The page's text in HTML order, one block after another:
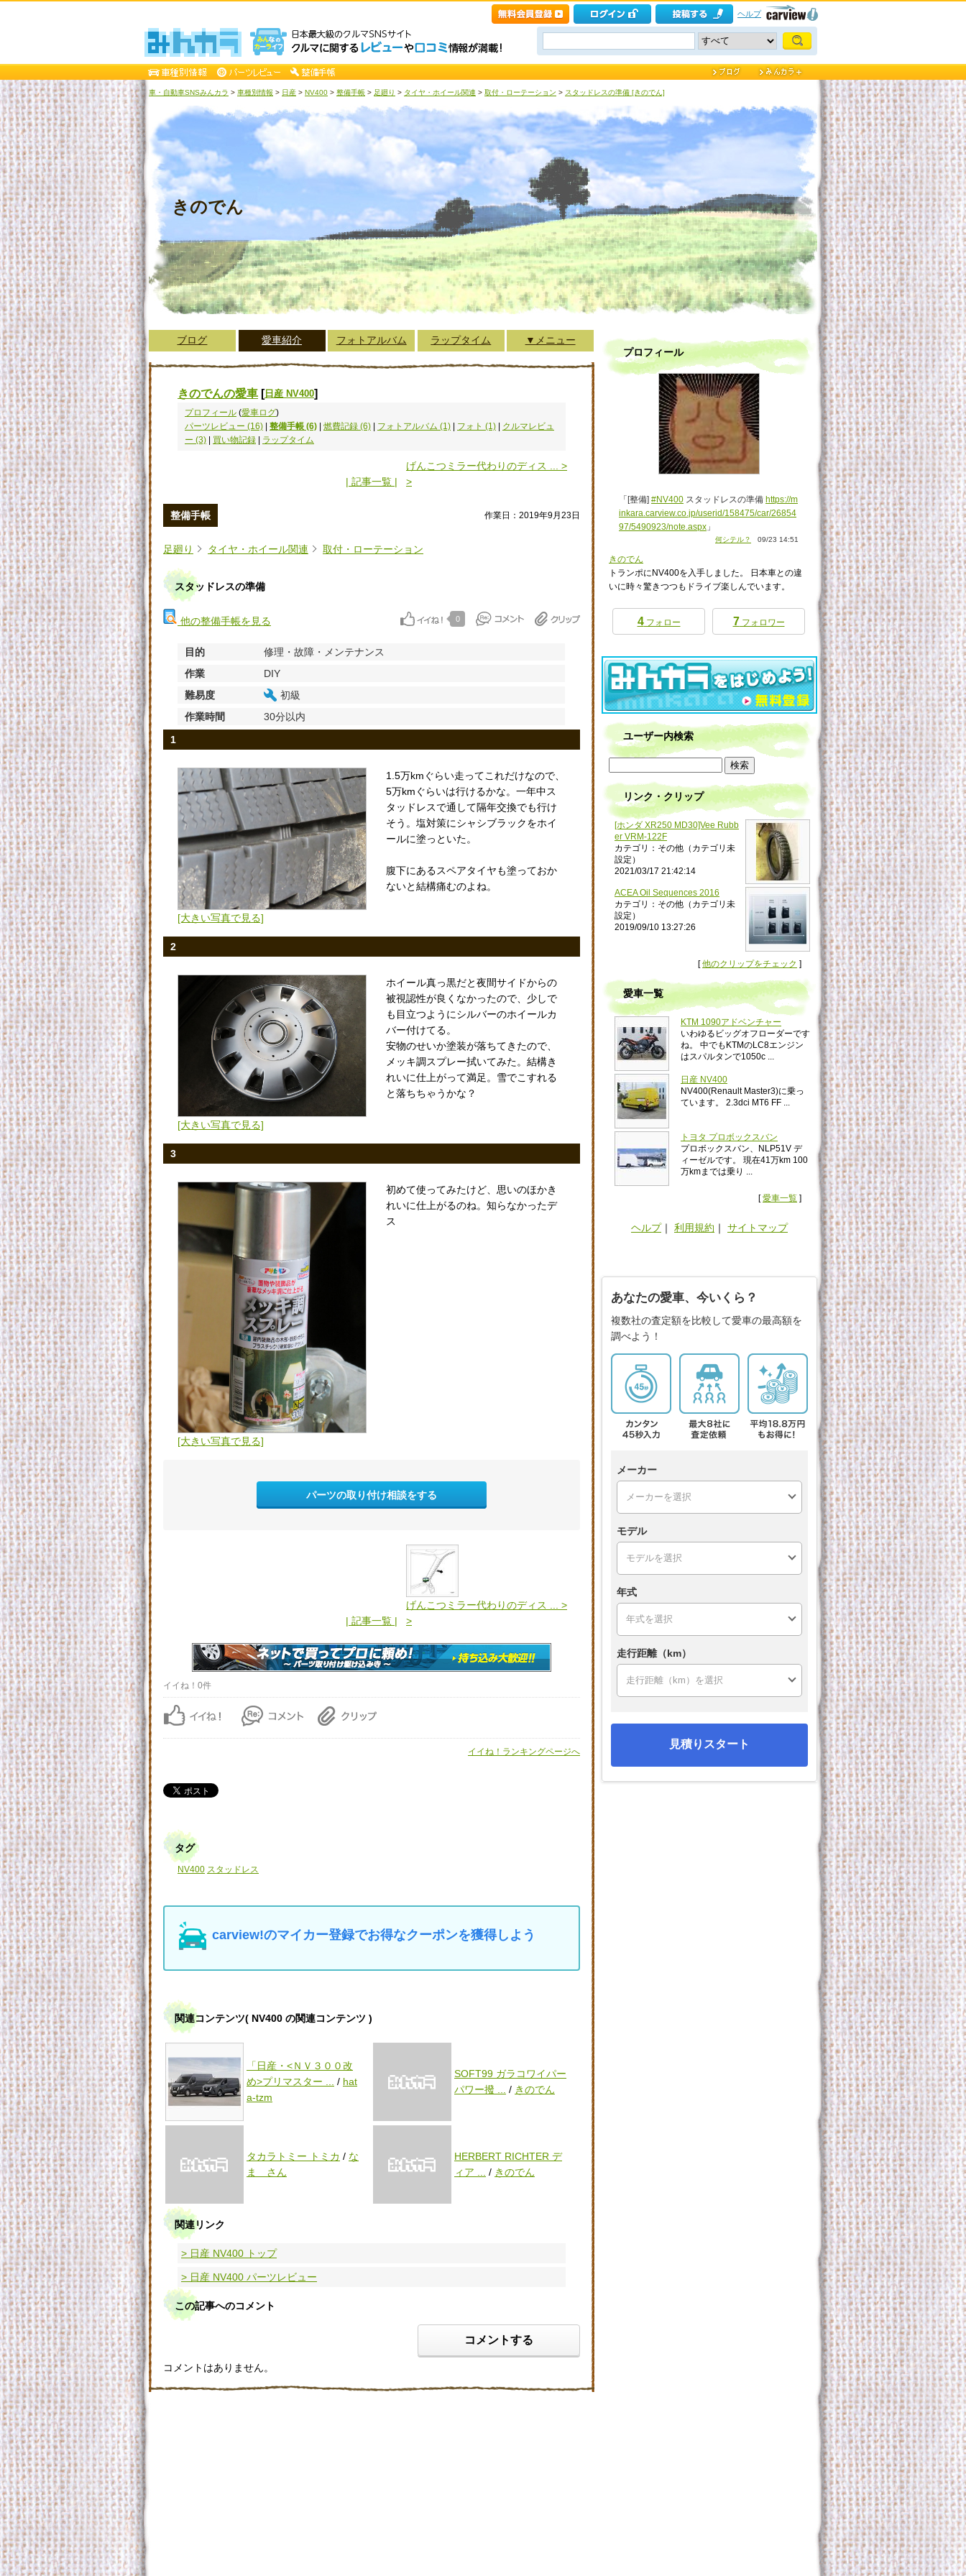
ヘルプ
車・自動車SNSみんカラ > 車種別情報 > 日産 > NV400 > 整備手帳 > 足廻り > タイヤ・ホイール関連 > 取付・ローテーション > スタッドレスの準備 [きのでん]
きのでん
ブログ 愛車紹介 フォトアルバム ラップタイム ▼メニュー
きのでんの愛車 [ 日産 NV400]
プロフィール (愛車ログ)
パーツレビュー (16)
整備手帳 (6) 燃費記録 (6) フォトアルバム (1) フォト (1)
クルマレビュ
ー (3)
買い物記録 ラップタイム
| 記事一覧 |
げんこつミラー代わりのディス ... >
>
整備手帳 作業日：2019年9月23日
足廻り タイヤ・ホイール関連 取付・ローテーション
スタッドレスの準備
他の整備手帳を見る 0
目的
修理・故障・メンテナンス
作業
DIY
難易度
初級
作業時間
30分以内
1
[大きい写真で見る]
1.5万kmぐらい走ってこれだけなので、
5万kmぐらいは行けるかな。一年中ス
タッドレスで通して隔年交換でも行け
そう。塩対策にシャシブラックをホイ
ールに塗っといた。
腹下にあるスペアタイヤも塗っておか
ないと結構痛むのよね。
2
[大きい写真で見る]
ホイール真っ黒だと夜間サイドからの
被視認性が良くなかったので、少しで
も目立つようにシルバーのホイールカ
バー付けてる。
安物のせいか塗装が落ちてきたので、
メッキ調スプレー拭いてみた。結構き
れいに仕上がって満足。雪でこすれる
と落ちちゃうかな？
3
[大きい写真で見る]
初めて使ってみたけど、思いのほかき
れいに仕上がるのね。知らなかったデ
ス
パーツの取り付け相談をする
| 記事一覧 |
げんこつミラー代わりのディス ... >
>
イイね！0件
イイね！ランキングページへ
タグ
NV400 スタッドレス
carview!のマイカー登録でお得なクーポンを獲得しよう
関連コンテンツ( NV400 の関連コンテンツ )
「日産・<ＮＶ３００改
め>プリマスター ... / hat
a-tzm
SOFT99 ガラコワイパー
パワー撥 ... / きのでん
タカラトミー トミカ / な
ま さん
HERBERT RICHTER デ
ィア ... / きのでん
関連リンク
> 日産 NV400 トップ
> 日産 NV400 パーツレビュー
この記事へのコメント
コメントする
コメントはありません。
プロフィール
「[整備] #NV400 スタッドレスの準備 https://m
inkara.carview.co.jp/userid/158475/car/26854
97/5490923/note.aspx 」
何シテル？ 09/23 14:51
きのでん
トランポにNV400を入手しました。 日本車との違
いに時々驚きつつもドライブ楽しんでいます。
4フォロー 7 フォロワー
ユーザー内検索
リンク・クリップ
[ホンダ XR250 MD30]Vee Rubb
er VRM-122F
カテゴリ：その他（カテゴリ未
設定）
2021/03/17 21:42:14
ACEA Oil Sequences 2016
カテゴリ：その他（カテゴリ未
設定）
2019/09/10 13:27:26
[他のクリップをチェック ]
愛車一覧
KTM 1090アドベンチャー
いわゆるビッグオフローダーです
ね。 中でもKTMのLC8エンジン
はスパルタンで1050c ...
日産 NV400
NV400(Renault Master3)に乗っ
ています。 2.3dci MT6 FF ...
トヨタ プロボックスバン
プロボックスバン、NLP51V デ
ィーゼルです。 現在41万km 100
万kmまでは乗り ...
[愛車一覧 ]
ヘルプ｜ 利用規約 ｜ サイトマップ
あなたの愛車、今いくら？
複数社の査定額を比較して愛車の最高額を
調べよう！
メーカー
モデル
年式
走行距離（km）
見積りスタート